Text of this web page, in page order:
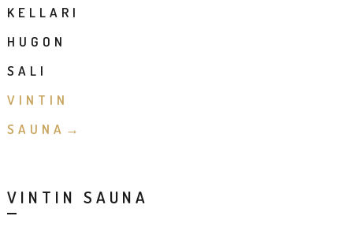
KELLARI
HUGON
SALI
VINTIN
SAUNA
VINTIN SAUNA